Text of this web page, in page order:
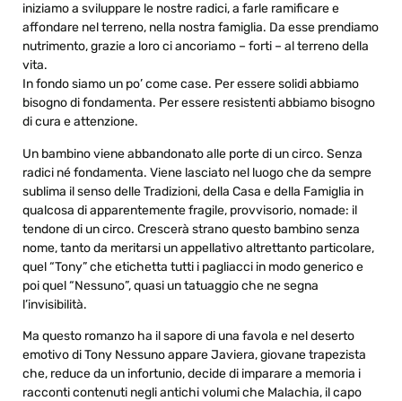
iniziamo a sviluppare le nostre radici, a farle ramificare e
affondare nel terreno, nella nostra famiglia. Da esse prendiamo
nutrimento, grazie a loro ci ancoriamo – forti – al terreno della
vita.
In fondo siamo un po’ come case. Per essere solidi abbiamo
bisogno di fondamenta. Per essere resistenti abbiamo bisogno
di cura e attenzione.
Un bambino viene abbandonato alle porte di un circo. Senza
radici né fondamenta. Viene lasciato nel luogo che da sempre
sublima il senso delle Tradizioni, della Casa e della Famiglia in
qualcosa di apparentemente fragile, provvisorio, nomade: il
tendone di un circo. Crescerà strano questo bambino senza
nome, tanto da meritarsi un appellativo altrettanto particolare,
quel “Tony” che etichetta tutti i pagliacci in modo generico e
poi quel “Nessuno”, quasi un tatuaggio che ne segna
l’invisibilità.
Ma questo romanzo ha il sapore di una favola e nel deserto
emotivo di Tony Nessuno appare Javiera, giovane trapezista
che, reduce da un infortunio, decide di imparare a memoria i
racconti contenuti negli antichi volumi che Malachia, il capo